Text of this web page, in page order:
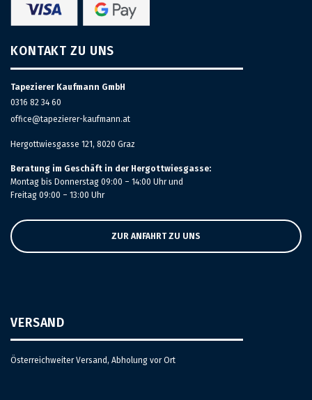
KONTAKT ZU UNS
Tapezierer Kaufmann GmbH
0316 82 34 60
office@tapezierer-kaufmann.at
Hergottwiesgasse 121, 8020 Graz
Beratung im Geschäft in der Hergottwiesgasse:
Montag bis Donnerstag 09:00 – 14:00 Uhr und
Freitag 09:00 – 13:00 Uhr
ZUR ANFAHRT ZU UNS
VERSAND
Österreichweiter Versand, Abholung vor Ort